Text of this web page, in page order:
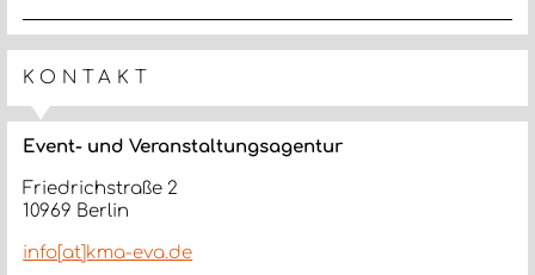
KONTAKT
Event- und Veranstaltungsagentur
Friedrichstraße 2
10969 Berlin
info[at]kma-eva.de